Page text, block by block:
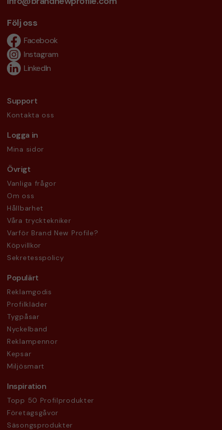
Följ oss
Facebook
Instagram
LinkedIn
Support
Kontakta oss
Logga in
Mina sidor
Övrigt
Vanliga frågor
Om oss
Hållbarhet
Våra trycktekniker
Varför Brand New Profile?
Köpvillkor
Sekretesspolicy
Populärt
Reklamgodis
Profilkläder
Tygpåsar
Nyckelband
Reklampennor
Kepsar
Miljösmart
Inspiration
Topp 50 Profilprodukter
Företagsgåvor
Säsongsprodukter